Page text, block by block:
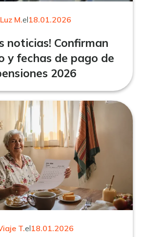
Luz M.el18.01.2026
noticias! Confirman
y fechas de pago de
2026
T.el18.01.2026